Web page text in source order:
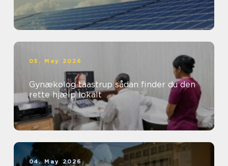
05. May 2026
Gynækolog taastrup sådan finder du den
rette hjælp lokalt
04. May 2026